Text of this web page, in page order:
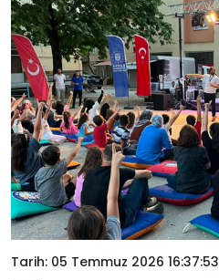
Tarih: 05 Temmuz 2026 16:37:53